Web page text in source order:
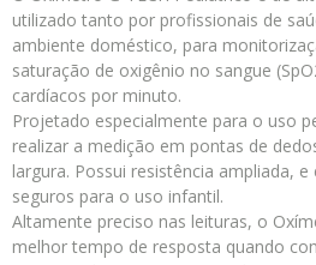
utilizado tanto por profissionais de
ambiente doméstico, para
saturação de oxigênio no sangue
cardíacos por minuto.
Projetado especialmente para o uso
realizar a medição em pontas de
largura. Possui resistência ampliada,
seguros para o uso infantil.
Altamente preciso nas leituras, o
melhor tempo de resposta quando